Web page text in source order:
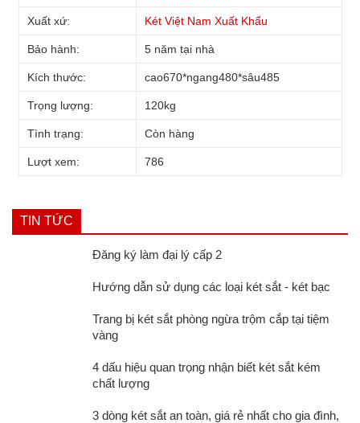
Xuất xứ: Két Việt Nam Xuất Khẩu
Bảo hành: 5 năm tại nhà
Kích thước: cao670*ngang480*sâu485
Trọng lượng: 120kg
Tình trạng: Còn hàng
Lượt xem: 786
TIN TỨC
Đăng ký làm đại lý cấp 2
Hướng dẫn sử dụng các loại két sắt - két bạc
Trang bị két sắt phòng ngừa trộm cắp tại tiệm
vàng
4 dấu hiệu quan trọng nhận biết két sắt kém
chất lượng
3 dòng két sắt an toàn, giá rẻ nhất cho gia đình,